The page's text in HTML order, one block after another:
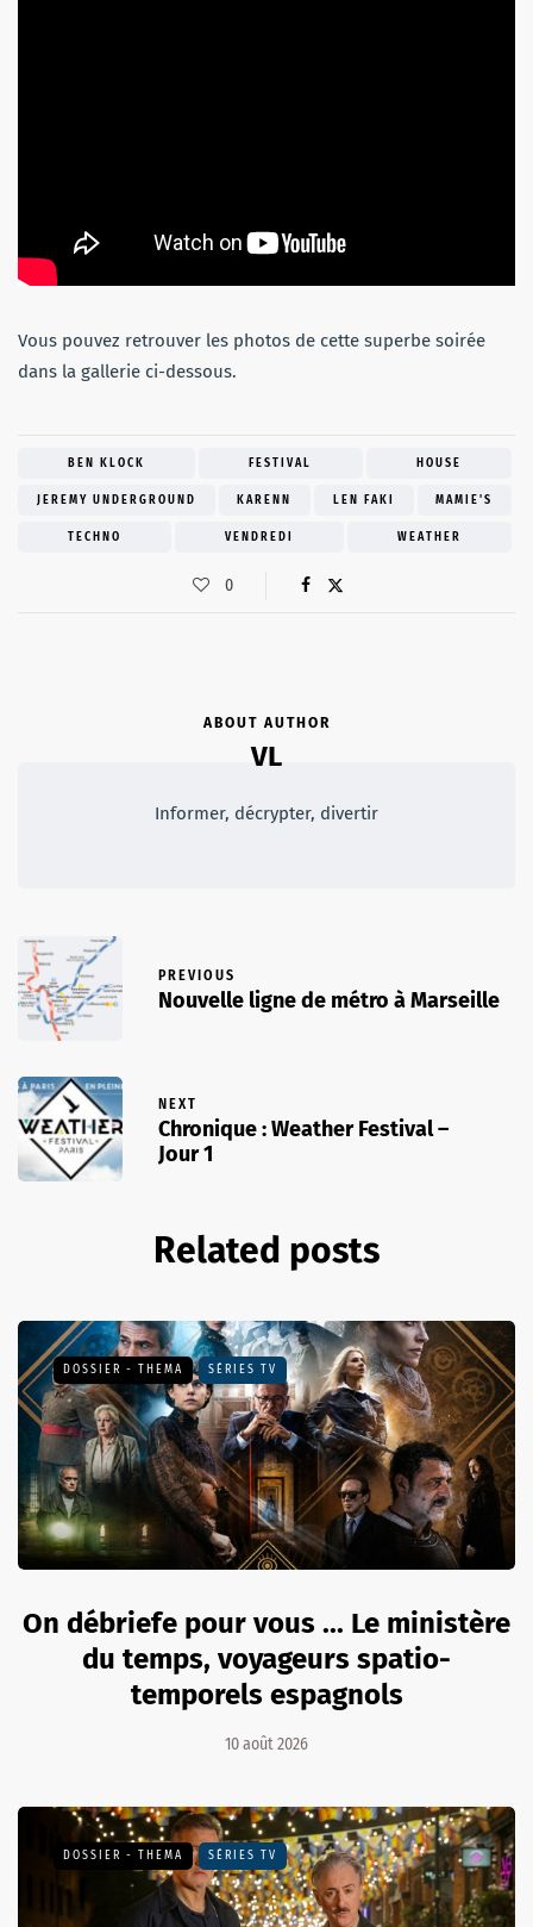
Vous pouvez retrouver les photos de cette superbe soirée
dans la gallerie ci-dessous.
BEN KLOCK FESTIVAL HOUSE
JEREMY UNDERGROUND KARENN LEN FAKI MAMIE'S
TECHNO VENDREDI WEATHER
0
ABOUT AUTHOR
VL
Informer, décrypter, divertir
PREVIOUS
Nouvelle ligne de métro à Marseille
NEXT
Chronique : Weather Festival –
Jour 1
Related posts
DOSSIER - THEMA SÉRIES TV
On débriefe pour vous ... Le ministère
du temps, voyageurs spatio-
temporels espagnols
10 août 2026
DOSSIER - THEMA SÉRIES TV